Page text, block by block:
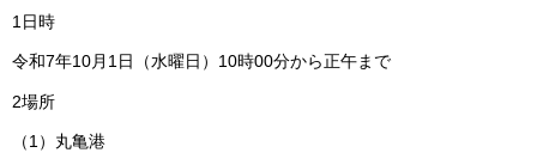
1日時
令和7年10月1日（水曜日）10時00分から正午まで
2場所
（1）丸亀港